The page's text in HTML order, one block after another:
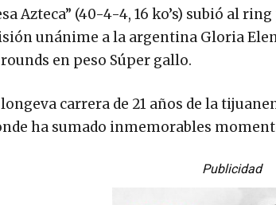
Azteca” (40-4-4, 16 ko’s) subió al
unánime a la argentina Gloria Elena
en peso Súper gallo.
carrera de 21 años de la
ha sumado inmemorables
Publicidad